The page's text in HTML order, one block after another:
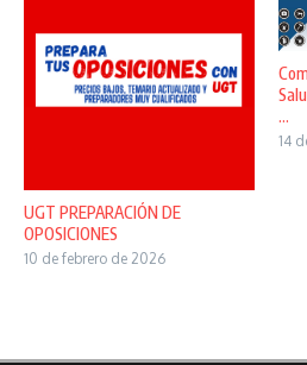
UGT PREPARACIÓN DE
OPOSICIONES
10 de febrero de 2026
...
14